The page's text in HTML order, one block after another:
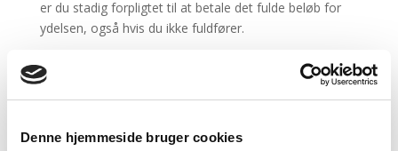
Denne hjemmeside bruger cookies
er du stadig forpligtet til at betale det fulde beløb for
ydelsen, også hvis du ikke fuldfører.
Hvis en rate ikke betales rettidigt tillægges et
rykkergebyr på kr. 100. Hvis der herefter stadig ikke
sker betaling som aftalt, forfalder det fulde beløb til